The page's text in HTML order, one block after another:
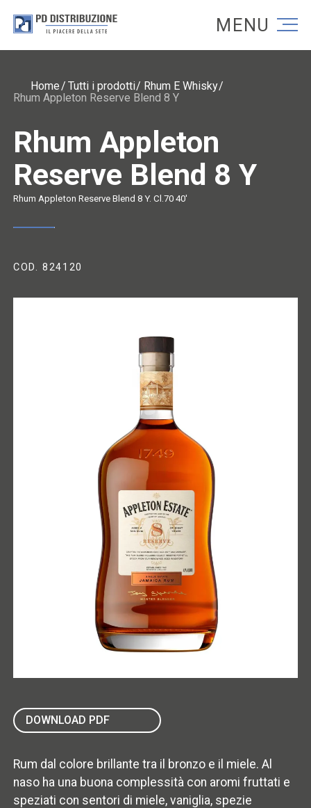
Torna alla homepage
Home Tutti i prodotti
Rhum E Whisky
Rhum Appleton Reserve Blend 8 Y
Rhum Appleton
Reserve Blend 8 Y
Rhum Appleton Reserve Blend 8 Y. Cl.70 40'
COD. 824120
DOWNLOAD PDF
Rum dal colore brillante tra il bronzo e il miele. Al
naso ha una buona complessità con aromi fruttati e
speziati con sentori di miele, vaniglia, spezie